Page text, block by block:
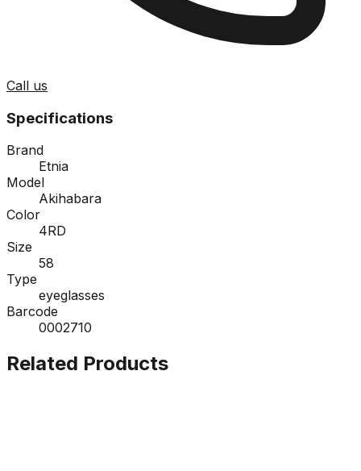
Call us
Specifications
Brand
Etnia
Model
Akihabara
Color
4RD
Size
58
Type
eyeglasses
Barcode
0002710
Related Products